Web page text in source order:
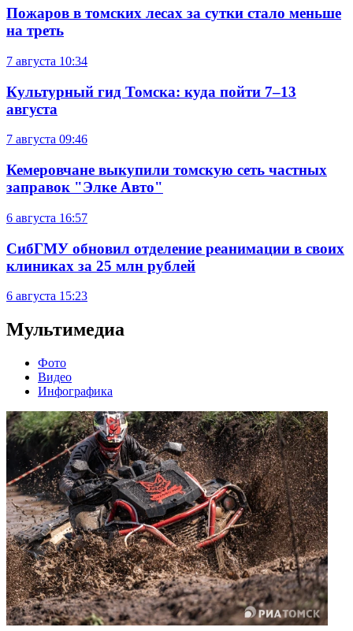
Пожаров в томских лесах за сутки стало меньше
на треть
7 августа 10:34
Культурный гид Томска: куда пойти 7–13
августа
7 августа 09:46
Кемеровчане выкупили томскую сеть частных
заправок "Элке Авто"
6 августа 16:57
СибГМУ обновил отделение реанимации в своих
клиниках за 25 млн рублей
6 августа 15:23
Мультимедиа
Фото
Видео
Инфографика